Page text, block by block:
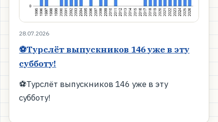
28.07.2026
⚽Турслёт выпускников 146 уже в эту
субботу!
⚽Турслёт выпускников 146 уже в эту
субботу!